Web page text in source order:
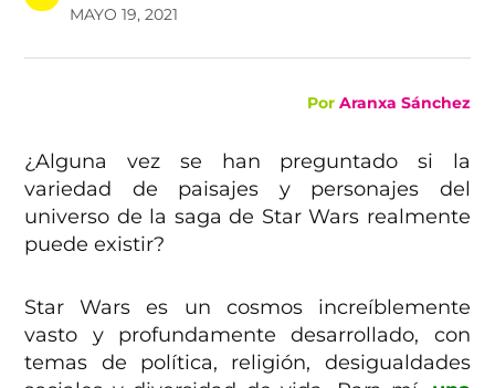
MAYO 19, 2021
Por Aranxa Sánchez
¿Alguna vez se han preguntado si la
variedad de paisajes y personajes del
universo de la saga de Star Wars realmente
puede existir?
Star Wars es un cosmos increíblemente
vasto y profundamente desarrollado, con
temas de política, religión, desigualdades